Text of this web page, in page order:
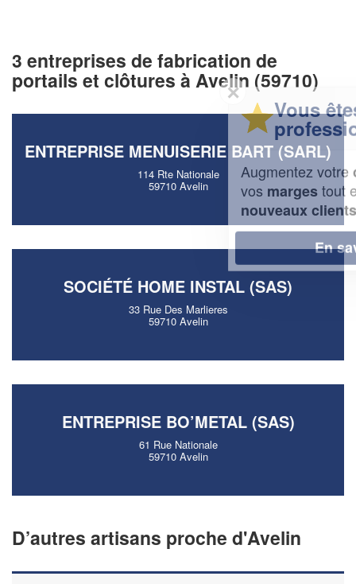
3 entreprises de fabrication de
portails et clôtures à Avelin (59710)
ENTREPRISE MENUISERIE BART (SARL)
114 Rte Nationale
59710 Avelin
SOCIÉTÉ HOME INSTAL (SAS)
33 Rue Des Marlieres
59710 Avelin
ENTREPRISE BO’METAL (SAS)
61 Rue Nationale
59710 Avelin
D’autres artisans proche d'Avelin
✕
Vous êtes un
professionnel ?
Augmentez votrechiffre d'affaireset
margestout en gagnant de
En savoir plus